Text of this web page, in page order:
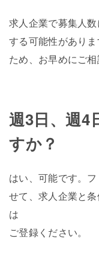
求人企業で募集人
する可能性があり
ため、お早めにご相
週3日、週4
すか？
はい、可能です。
せて、求人企業と
は
ご登録ください。